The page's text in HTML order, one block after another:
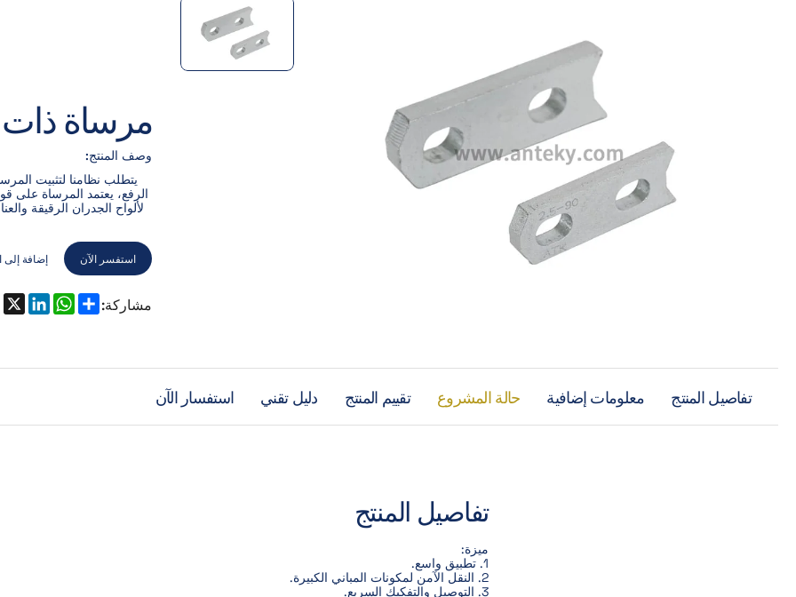
مرساة ذات
وصف المنتج:
يتطلب نظامنا لتثبيت
الرفع، يعتمد المرساة على
لألواح الجدران الرقيقة
استفسر الآن إضافة إلى
مشاركة:
تفاصيل المنتج معلومات إضافية حالة المشروع تقييم المنتج دليل تقني استفسار الآن
تفاصيل المنتج
ميزة:
1. تطبيق واسع.
2. النقل الآمن لمكونات المباني الكبيرة.
3. التوصيل والتفكيك السريع.